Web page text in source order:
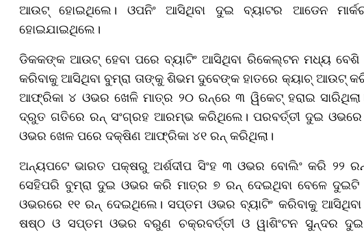
ଆଉଟ୍ ହୋଇଥିଲେ। ଓପନିଂ ଆସିଥିବା ଦୁଇ ବ୍ୟାଟର ଆଡେନ
ହୋଇଯାଇଥିଲେ।
ଡିକକଙ୍କ ଆଉଟ୍ ହେବା ପରେ ବ୍ୟାଟିଂ ଆସିଥିବା ରିକେଲ୍ଟନ ମଧ୍ୟ ବେଶି
କରିବାକୁ ଆସିଥିବା ବୁମ୍ରା ତାଙ୍କୁ ଶିଭମ ଦୁବେଙ୍କ ହାତରେ କ୍ୟାଚ୍ ଆଉଟ୍
ଆଫ୍ରିକା ୪ ଓଭର ଖେଳି ମାତ୍ର ୨୦ ରନ୍‌ରେ ୩ ୱିକେଟ୍‌ ହରାଇ
ଦ୍ରୁତ ଗତିରେ ରନ୍ ସଂଗ୍ରହ ଆରମ୍ଭ କରିଥିଲେ। ପରବର୍ତ୍ତୀ ଦୁଇ
ଓଭର ଖେଳ ପରେ ଦକ୍ଷିଣ ଆଫ୍ରିକା ୪୧ ରନ୍ କରିଥିଲା।
ଅନ୍ୟପଟେ ଭାରତ ପକ୍ଷରୁ ଅର୍ଶଦୀପ ସିଂହ ୩ ଓଭର ବୋଲିଂ କରି ୨୨
ସେହିପରି ବୁମ୍ରା ଦୁଇ ଓଭର କରି ମାତ୍ର ୭ ରନ୍ ଦେଇଥିବା ବେଳେ
ଓଭରରେ ୧୧ ରନ୍ ଦେଇଥିଲେ। ସପ୍ତମ ଓଭର ବ୍ୟାଟିଂ କରିବାକୁ
ଷଷ୍ଠ ଓ ସପ୍ତମ ଓଭର ବରୁଣ ଚକ୍ରବର୍ତ୍ତୀ ଓ ୱାଶିଂଟନ ସୁନ୍ଦର